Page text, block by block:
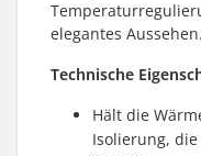
elegantes Aussehen.
Technische
Hält die
Isolierung,